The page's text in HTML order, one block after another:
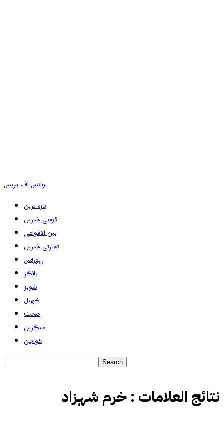
وائس آف پریس
تازہ ترین
قومی خبریں
بین الاقوامی
تجارتی خبریں
رپورٹس
بلاگز
شوبز
کھیل
صحت
میگزین
خواتین
نتائج العلامات : خرم شہزاد